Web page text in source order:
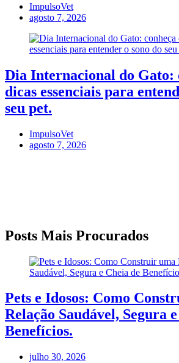
ImpulsoVet
agosto 7, 2026
Dia Internacional do Gato:
dicas essenciais para
seu pet.
ImpulsoVet
agosto 7, 2026
Posts Mais Procurados
Pets e Idosos: Como
Relação Saudável, Segura
Benefícios.
julho 30, 2026